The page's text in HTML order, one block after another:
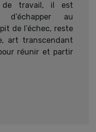
travail, il est
d’échapper au
de l’échec, reste
art transcendant
réunir et partir